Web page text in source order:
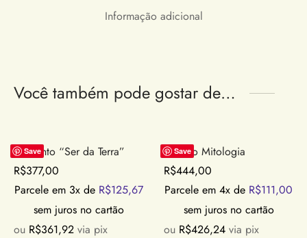
Informação adicional
Você também pode gostar de…
Save
Conjunto “Ser da Terra”
R$377,00
Parcele em 3x de R$125,67
sem juros no cartão
ou R$361,92 via pix
Save
Vestido Mitologia
R$444,00
Parcele em 4x de R$111,00
sem juros no cartão
ou R$426,24 via pix